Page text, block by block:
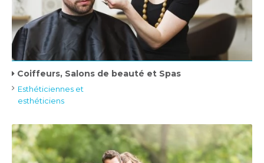
Coiffeurs, Salons de beauté et Spas
Esthéticiennes et
esthéticiens